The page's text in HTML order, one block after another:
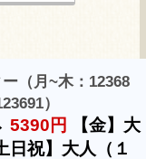
（月~木：12368
）
5390円
【金】大
日祝】大人（１